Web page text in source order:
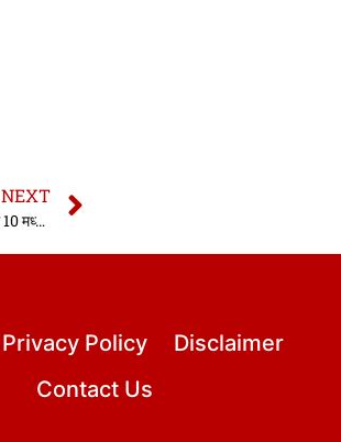
NEXT
धारा 10 मध्यप्रदेश विशेष न्यायलय अधिनियम
Privacy Policy
Disclaimer
Contact Us